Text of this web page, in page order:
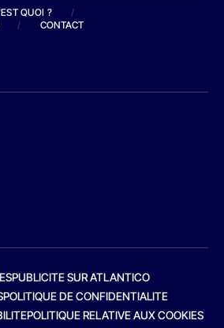
QUOI ?
/
/ CONTACT
PUBLICITE SUR ATLANTICO
POLITIQUE DE CONFIDENTIALITE
POLITIQUE RELATIVE AUX COOKIES